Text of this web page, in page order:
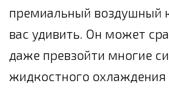
премиальный воздушный
вас удивить. Он может
даже превзойти многие
жидкостного охлаждения